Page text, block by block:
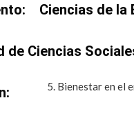
Ciencias de la
de Ciencias
5. Bienestar en el